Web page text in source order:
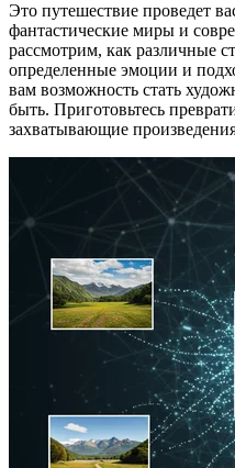
Это путешествие проведет
фантастические миры и
рассмотрим, как различные
определенные эмоции и
вам возможность стать
быть. Приготовьтесь
захватывающие